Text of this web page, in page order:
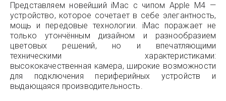
Представляем новейший iMac с чипом Apple M4 —
устройство, которое сочетает в себе элегантность,
мощь и передовые технологии. iMac поражает не
только утончённым дизайном и разнообразием
цветовых решений, но и впечатляющими
техническими характеристиками:
высококачественная камера, широкие возможности
для подключения периферийных устройств и
выдающаяся производительность.